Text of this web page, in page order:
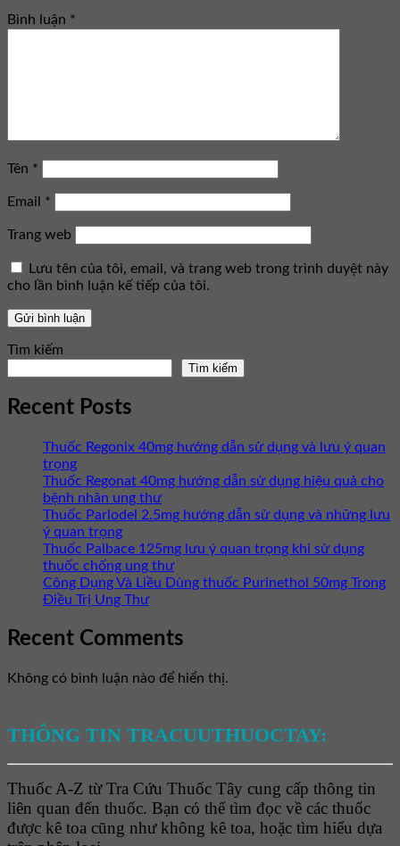
Bình luận *
Tên *
Email *
Trang web
Lưu tên của tôi, email, và trang web trong trình duyệt này
cho lần bình luận kế tiếp của tôi.
Tìm kiếm
Tìm kiếm
Recent Posts
Thuốc Regonix 40mg hướng dẫn sử dụng và lưu ý quan
trọng
Thuốc Regonat 40mg hướng dẫn sử dụng hiệu quả cho
bệnh nhân ung thư
Thuốc Parlodel 2.5mg hướng dẫn sử dụng và những lưu
ý quan trọng
Thuốc Palbace 125mg lưu ý quan trọng khi sử dụng
thuốc chống ung thư
Công Dụng Và Liều Dùng thuốc Purinethol 50mg Trong
Điều Trị Ung Thư
Recent Comments
Không có bình luận nào để hiển thị.
THÔNG TIN TRACUUTHUOCTAY:
Thuốc A-Z từ Tra Cứu Thuốc Tây cung cấp thông tin
liên quan đến thuốc. Bạn có thể tìm đọc về các thuốc
được kê toa cũng như không kê toa, hoặc tìm hiểu dựa